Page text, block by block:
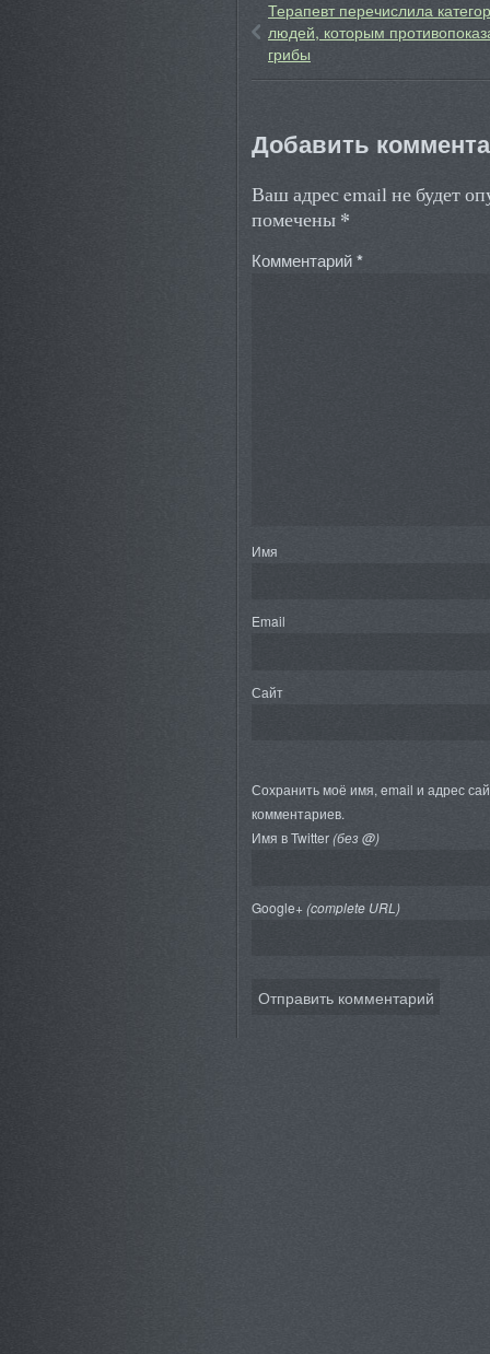
Терапевт перечислила
людей, которым
грибы
Добавить
Ваш адрес email не будет
помечены *
Комментарий*
Имя
Email
Сайт
Сохранить моё имя, email и адрес
комментариев.
Имя в Twitter(без @)
Google+(complete URL)